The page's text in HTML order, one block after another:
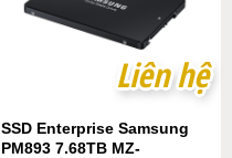
Liên hệ
Liên hệ
SSD Enterprise Samsung
PM893 7.68TB MZ-